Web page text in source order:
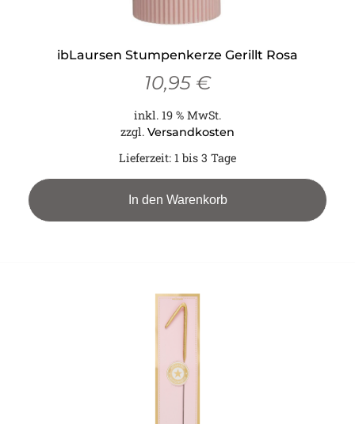
ibLaursen Stumpenkerze Gerillt Rosa
10,95 €
inkl. 19 % MwSt.
zzgl. Versandkosten
Lieferzeit: 1 bis 3 Tage
In den Warenkorb